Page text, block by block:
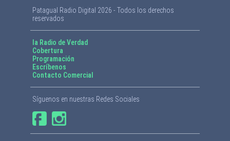
Patagual Radio Digital 2026 - Todos los derechos
reservados
la Radio de Verdad
Cobertura
Programación
Escríbenos
Contacto Comercial
Síguenos en nuestras Redes Sociales